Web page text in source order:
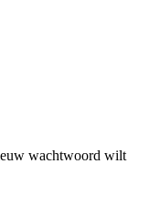
wachtwoord wilt